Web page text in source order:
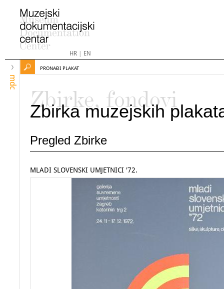
HR| EN
mdc
PRONAĐI PLAKAT
Zbirke, fondovi
Zbirka muzejskih
Pregled Zbirke
MLADI SLOVENSKI UMJETNICI '72.